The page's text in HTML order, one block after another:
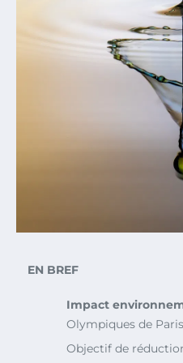
EN BREF
Impact
Olympiques de
Objectif de